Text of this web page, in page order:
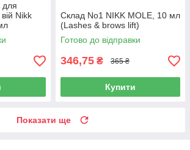
для
Nikk
Склад No1 NIKK MOLE, 10 мл
(Lashes & brows lift)
Готово до відправки
346,75 ₴ 365 ₴
Купити
Показати ще